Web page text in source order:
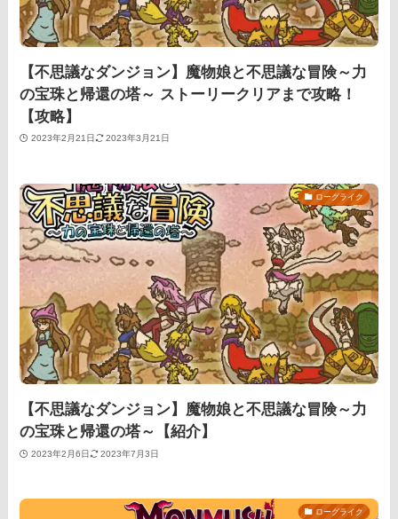
【不思議なダンジョン】魔物娘と不思議な冒険～力
の宝珠と帰還の塔～ ストーリークリアまで攻略！
【攻略】
2023年2月21日 2023年3月21日
ローグライク
【不思議なダンジョン】魔物娘と不思議な冒険～力
の宝珠と帰還の塔～【紹介】
2023年2月6日 2023年7月3日
ローグライク